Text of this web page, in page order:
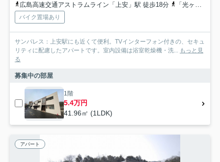
広島高速交通アストラムライン「上安」駅 徒歩18分
「光ヶ丘団地」バス停下車 徒歩3分
バイク置場あり
サンパレス：上安駅にも近くて便利。TVインターフォン付きの、セキュ
リティに配慮したアパートです。室内設備は浴室乾燥機・洗... もっと見
る
募集中の部屋
1階
5.4万円
41.96㎡ (1LDK)
アパート